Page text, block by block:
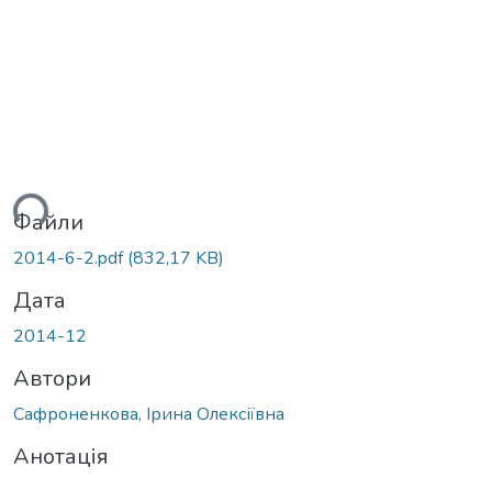
Файли
2014-6-2.pdf(832,17 KB)
Дата
2014-12
Автори
Сафроненкова, Ірина Олексіївна
Анотація